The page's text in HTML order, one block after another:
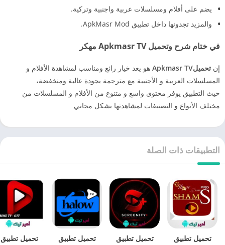
يضم على أفلام ومسلسلات عربية واجنبية وتركية.
والمزيد تجدونها داخل تطبيق ApkMasr Mod.
في ختام شرح وتحميل Apkmasr TV مهكر
إن تحميلApkmasr TV
هو يعد خيار رائع ومناسب لمشاهدة الأفلام و
المسلسلات العربية و الأجنبية مع مترجمة بجودة عالية ومنخفضة،
حيث التطبيق يوفر محتوى واسع و متنوع من الأفلام و المسلسلات من
مختلف الأنواع و التصنيفات لمشاهدتها بشكل مجاني
التطبيقات ذات الصلة
تحميل تطبيق
تحميل تطبيق
تحميل تطبيق
تحميل تطبيق